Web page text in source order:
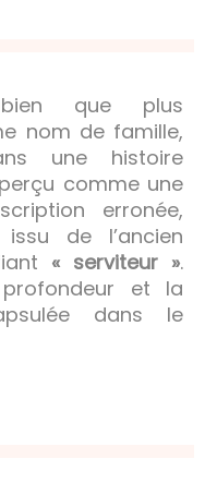
que plus
nom de famille,
une histoire
comme une
erronée,
de l’ancien
« serviteur ».
et la
dans le